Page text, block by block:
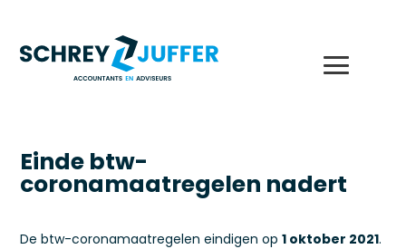
Einde btw-
coronamaatregelen nadert
De btw-coronamaatregelen eindigen op1 oktober 2021.